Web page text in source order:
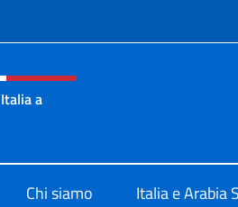
e menù
a
Chi siamo Italia e Arabia